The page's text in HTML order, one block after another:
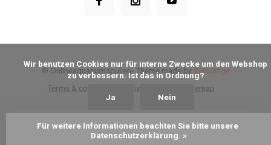
Zum Warenkorb hinzufügen
Terms & conditions Privacy Policy Sitemap
© Onlineaquariumspullen- Theme made by Webdinge
zu verbessern. Ist das in Ordnung?
Ja Nein
Für weitere Informationen beachten Sie bitte unsere
Datenschutzerklärung. »